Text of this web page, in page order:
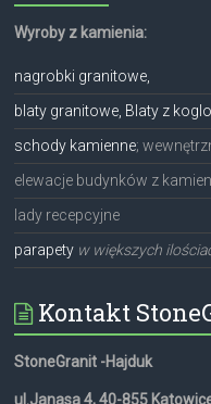
Wyroby z kamienia:
nagrobki granitowe,
blaty granitowe, Blaty z
schody kamienne;
elewacje budynków z
lady recepcyjne
parapety w większych
Kontakt
StoneGranit -Hajduk
ul.Janasa 4, 40-855